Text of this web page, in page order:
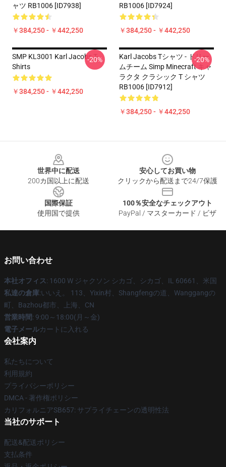
ャツ RB1006 [ID7938]
￥384,250 - ￥442,250
RB1006 [ID7924]
￥384,250 - ￥442,250
SMP KL3001 Karl Jacobs T-
Shirts
￥384,250 - ￥442,250
-20%
Karl Jacobs Tシャツ - ドリー
ムチーム Simp Minecraft キャ
ラクタ クラシック T シャツ
RB1006 [ID7912]
￥384,250 - ￥442,250
-20%
世界中に配送
200カ国以上に配送
安心してお買い物
クリックから配送まで24/7保護
国際保証
使用国で提供
100％安全なチェックアウト
PayPal / マスターカード / ビザ
お問い合わせ
本社オフィス: 1600 W ジャクソン シカゴ、シカゴ、IL 60661、米国
私達の倉庫:いいえ。 113、Yixin村、Shangfengの道、Wanggangの
町、Bazhou都市、上海、CN
営業時間: 9:00～18:00(月～金)
電子メールカートに入れる
会社案内
私たちについて
利用規約
プライバシーポリシー
DMCA - 著作権ポリシー
カリフォルニアSB657: サプライチェーンの透明性法
当社のサポート
配送&配送ポリシー
支払条件